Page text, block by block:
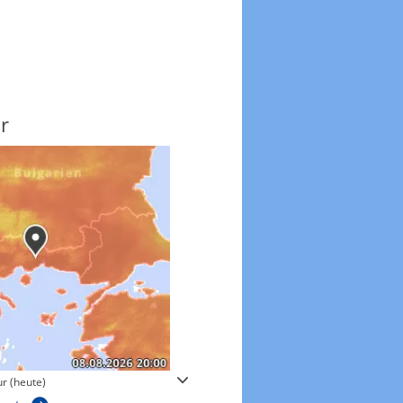
(heute) Windgeschwindigkeiten in 3h